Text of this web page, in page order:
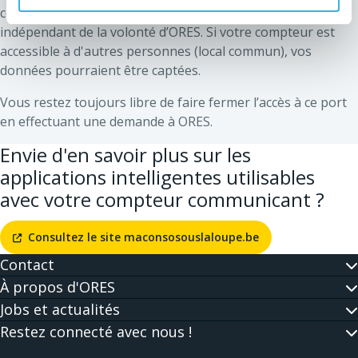
consommation en temps réel et l’usage qui en sera fait est
indépendant de la volonté d’ORES. Si votre compteur est
accessible à d'autres personnes (local commun), vos
données pourraient être captées.
Vous restez toujours libre de faire fermer l’accès à ce port
en effectuant une demande à ORES.
Envie d'en savoir plus sur les
applications intelligentes utilisables
avec votre compteur communicant ?
Consultez le site maconsosouslaloupe.be
Contact
À propos d'ORES
Jobs et actualités
Restez connecté avec nous !